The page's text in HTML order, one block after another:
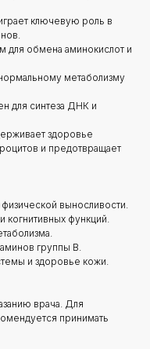
ключевую роль в
для обмена аминокислот и
метаболизму
для синтеза ДНК и
здоровье
и предотвращает
выносливости.
функций.
группы B.
и здоровье кожи.
врача. Для
принимать